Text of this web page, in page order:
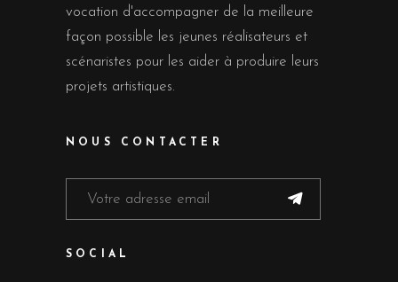
vocation d'accompagner de la meilleure
façon possible les jeunes réalisateurs et
scénaristes pour les aider à produire leurs
projets artistiques.
NOUS CONTACTER
SOCIAL